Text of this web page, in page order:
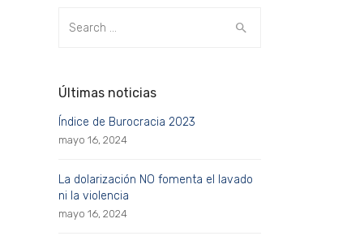
for:
Últimas noticias
Índice de Burocracia 2023
mayo 16, 2024
La dolarización NO fomenta el lavado
ni la violencia
mayo 16, 2024